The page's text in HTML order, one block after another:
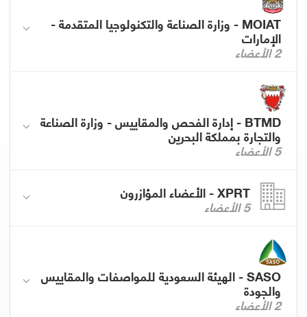
MOIAT - وزارة الصناعة والتكنولوجيا المتقدمة -
الإمارات
2 الأعضاء
BTMD - إدارة الفحص والمقاييس - وزارة الصناعة
والتجارة بمملكة البحرين
5 الأعضاء
XPRT - الأعضاء المؤازرون
5 الأعضاء
SASO - الهيئة السعودية للمواصفات والمقاييس
والجودة
2 الأعضاء